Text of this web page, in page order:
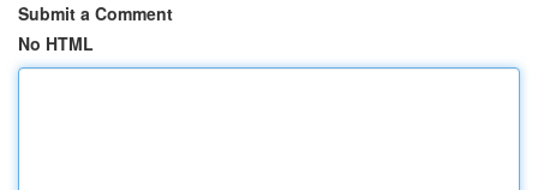
Submit a Comment
No HTML